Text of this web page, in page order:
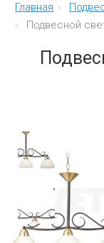
Люстры
Еще
Мебель
Главная
Подвесной